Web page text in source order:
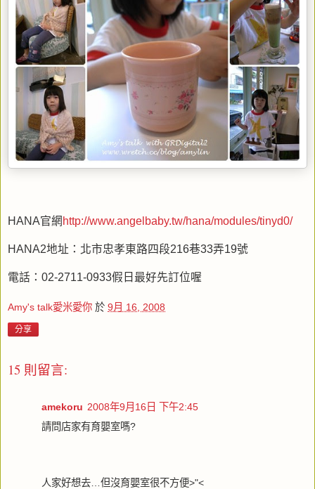
HANA官網 http://www.angelbaby.tw/hana/modules/tinyd0/
HANA2地址：北市忠孝東路四段216巷33弄19號
電話： 02-2711-0933假日最好先訂位喔
Amy's talk愛米愛你 於 9月 16, 2008
分享
15 則留言:
amekoru 2008年9月16日 下午2:45
請問店家有育嬰室嗎?
人家好想去…但沒育嬰室很不方便>"<